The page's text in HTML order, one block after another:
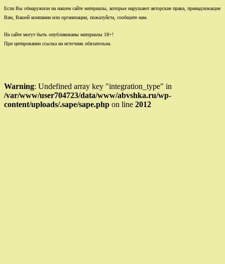
Если Вы обнаружили на нашем сайте материалы, которые нарушают авторские права, принадлежащие
Вам, Вашей компании или организации, пожалуйста, сообщите нам.
На сайте могут быть опубликованы материалы 18+!
При цитировании ссылка на источник обязательна.
Warning: Undefined array key "integration_type" in
/var/www/user704723/data/www/abvshka.ru/wp-
content/uploads/.sape/sape.php on line 2012